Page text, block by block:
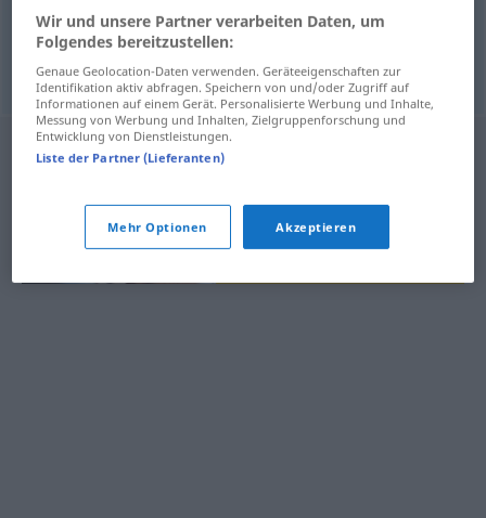
Pensionf mirovina
Wir und unsere Partner verarbeiten Daten, um
Folgendes bereitzustellen:
Genaue Geolocation-Daten verwenden. Geräteeigenschaften zur
Identifikation aktiv abfragen. Speichern von und/oder Zugriff auf
Informationen auf einem Gerät. Personalisierte Werbung und Inhalte,
Messung von Werbung und Inhalten, Zielgruppenforschung und
Entwicklung von Dienstleistungen.
Liste der Partner (Lieferanten)
Mehr Optionen Akzeptieren